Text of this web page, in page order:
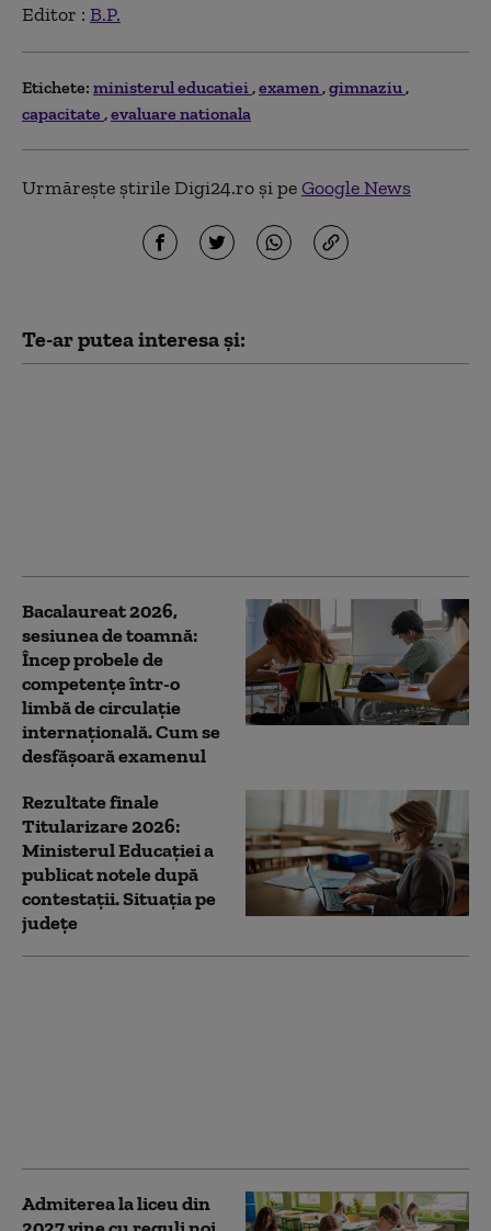
Editor : B.P.
Etichete: ministerul educatiei examen gimnaziu
capacitate evaluare nationala
Urmărește știrile Digi24.ro și peGoogle News
Te-ar putea interesa și:
Bacalaureat 2026,
sesiunea de toamnă:
Încep probele de
competențe într-o
limbă de circulație
internațională. Cum se
desfășoară examenul
Rezultate finale
Titularizare 2026:
Ministerul Educației a
publicat notele după
contestații. Situația pe
județe
Admiterea la liceu din